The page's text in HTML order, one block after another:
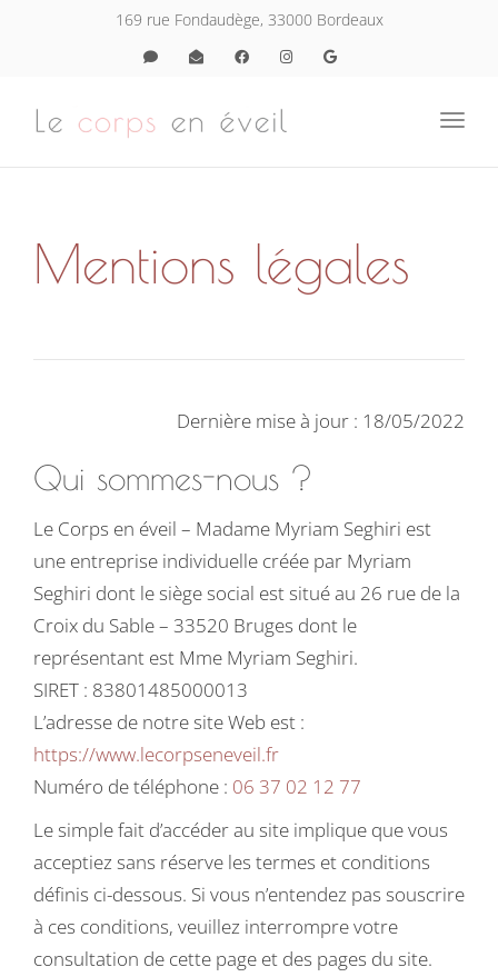
169 rue Fondaudège, 33000 Bordeaux
Mentions légales
Dernière mise à jour : 18/05/2022
Qui sommes-nous ?
Le Corps en éveil – Madame Myriam Seghiri est
une entreprise individuelle créée par Myriam
Seghiri dont le siège social est situé au 26 rue de la
Croix du Sable – 33520 Bruges dont le
représentant est Mme Myriam Seghiri.
SIRET : 83801485000013
L’adresse de notre site Web est :
https://www.lecorpseneveil.fr
Numéro de téléphone : 06 37 02 12 77
Le simple fait d’accéder au site implique que vous
acceptiez sans réserve les termes et conditions
définis ci-dessous. Si vous n’entendez pas souscrire
à ces conditions, veuillez interrompre votre
consultation de cette page et des pages du site.